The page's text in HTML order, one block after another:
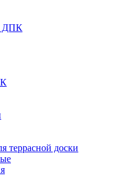
ДПК
террасной доски